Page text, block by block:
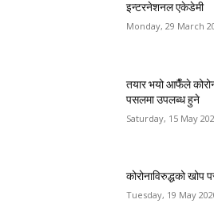
इन्टरनेशनल एकेडेमी
Monday, 29 March
तयार भयो आफैँले
पसलमा उपलब्ध हुने
Saturday, 15 May
कोरोनाविरुद्धको खोप
Tuesday, 19 May